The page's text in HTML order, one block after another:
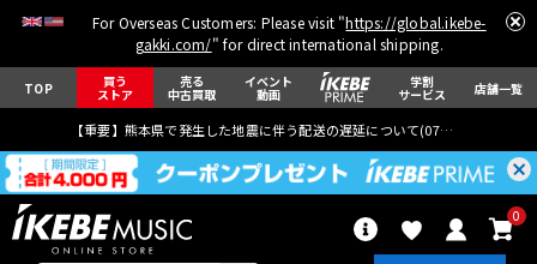
For Overseas Customers: Please visit "https://global.ikebe-
gakki.com/" for direct international shipping.
TOP 買う
ストア
売る
中古買取
イベント
動画
学割
サービス 店舗一覧
【重要】熊本県で発生した地震に伴う配送の遅延について(07月29日
0